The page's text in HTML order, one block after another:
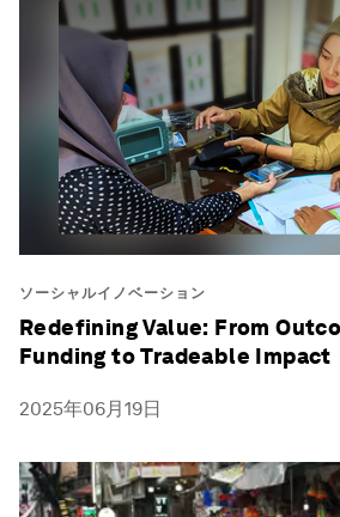
ソーシャルイノベーション
Redefining Value: From
Funding to Tradeable Impact
2025年06月19日